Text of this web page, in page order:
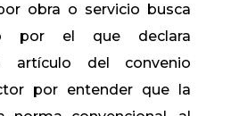
obra o servicio busca
por el que declara
artículo del convenio
por entender que la